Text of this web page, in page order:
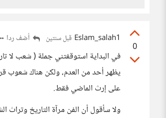
0
Eslam_salah1 قبل سنتين أضف ردا
في البداية استوقفتني جملة ( شعب لا
يظهر أحد من العدم، ولكن هناك شعوب
على إرث الماضي فقط.
ولا سأقول أن الفن مرآة التاريخ وتراث